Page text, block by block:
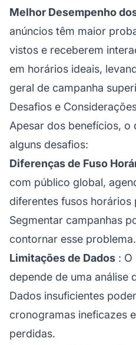
Melhor Desempenho
anúncios têm maior
vistos e receberem
em horários ideais,
geral de campanha
Desafios e
Apesar dos benefícios, o
alguns desafios:
Diferenças de Fuso
com público global,
diferentes fusos
Segmentar campanhas
contornar esse problema.
Limitações de Dados : O
depende de uma análise
Dados insuficientes
cronogramas ineficazes
perdidas.